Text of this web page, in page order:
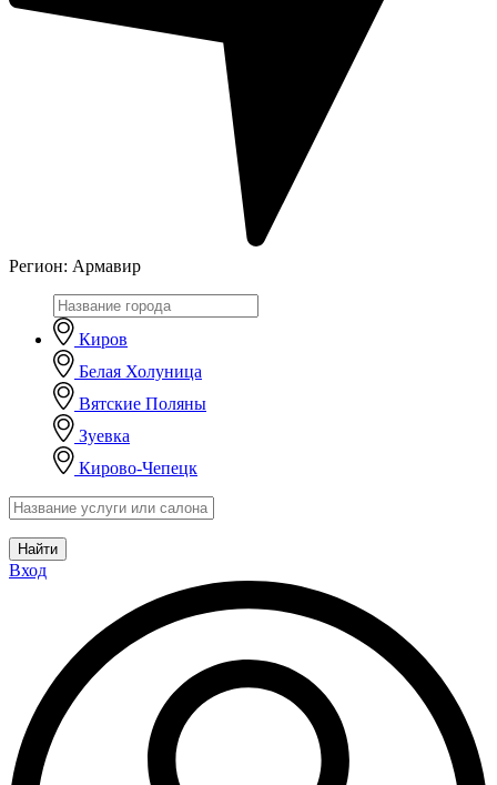
Регион: Армавир
Киров
Белая Холуница
Вятские Поляны
Зуевка
Кирово-Чепецк
Найти
Вход